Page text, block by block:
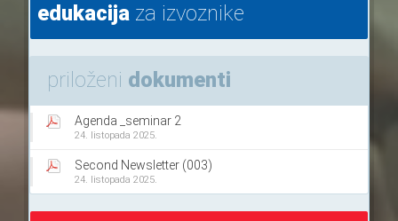
edukacijaza izvoznike
priloženi dokumenti
Agenda _seminar 2
24. listopada 2025.
Second Newsletter (003)
24. listopada 2025.